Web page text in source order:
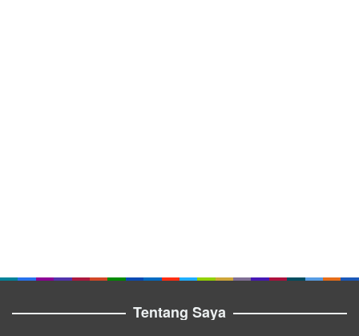
Tentang Saya